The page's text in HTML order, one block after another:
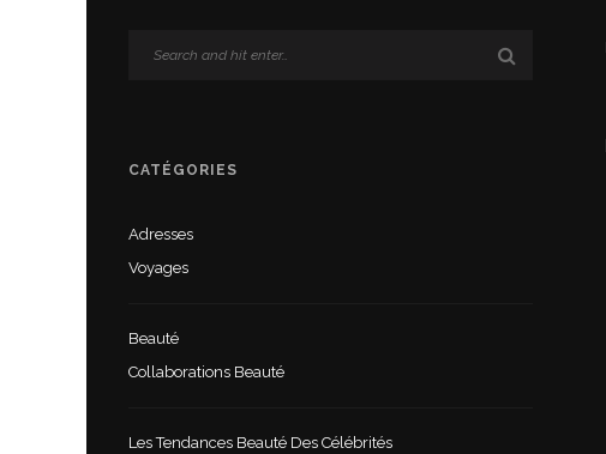
CATÉGORIES
Adresses
Voyages
Beauté
Collaborations Beauté
Les Tendances Beauté Des Célébrités